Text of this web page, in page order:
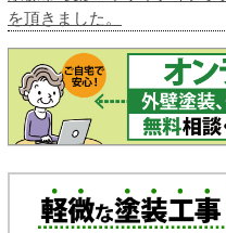
を頂きました。